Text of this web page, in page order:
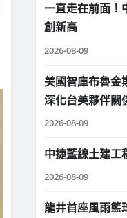
一直走在前面！
創新高
2026-08-09
美國智庫布魯金
深化台美夥伴關
2026-08-09
中捷藍線土建工
2026-08-09
龍井首座風雨籃